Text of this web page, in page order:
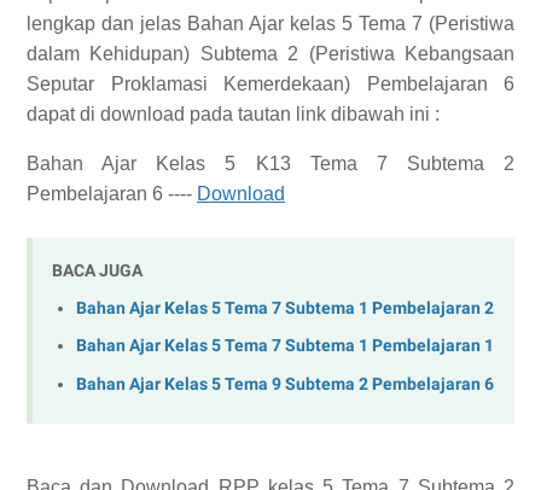
lengkap dan jelas Bahan Ajar kelas 5 Tema 7 (Peristiwa
dalam Kehidupan) Subtema 2 (Peristiwa Kebangsaan
Seputar Proklamasi Kemerdekaan) Pembelajaran 6
dapat di download pada tautan link dibawah ini :
Bahan Ajar Kelas 5 K13 Tema 7 Subtema 2
Pembelajaran 6 ---- Download
BACA JUGA
Bahan Ajar Kelas 5 Tema 7 Subtema 1 Pembelajaran 2
Bahan Ajar Kelas 5 Tema 7 Subtema 1 Pembelajaran 1
Bahan Ajar Kelas 5 Tema 9 Subtema 2 Pembelajaran 6